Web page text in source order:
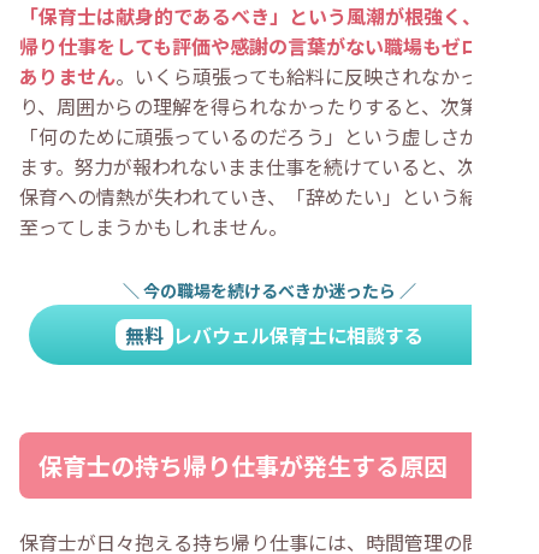
「保育士は献身的であるべき」という風潮が根強く、持ち
帰り仕事をしても評価や感謝の言葉がない職場もゼロでは
ありません。いくら頑張っても給料に反映されなかった
り、周囲からの理解を得られなかったりすると、次第に
「何のために頑張っているのだろう」という虚しさが募り
ます。努力が報われないまま仕事を続けていると、次第に
保育への情熱が失われていき、「辞めたい」という結論に
至ってしまうかもしれません。
＼ 今の職場を続けるべきか迷ったら ／
無料 レバウェル保育士に相談する
保育士の持ち帰り仕事が発生する原因
保育士が日々抱える持ち帰り仕事には、時間管理の問題だ